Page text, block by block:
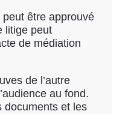
être approuvé
litige peut
de médiation
de l’autre
au fond.
documents et les